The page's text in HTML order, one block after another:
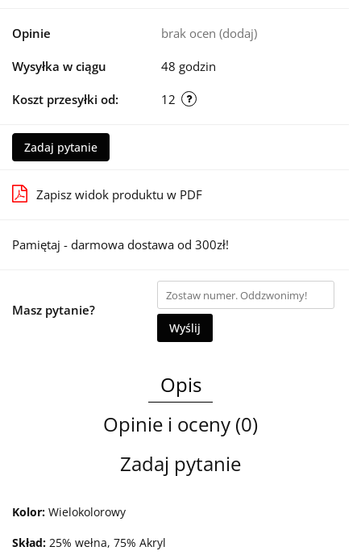
Opinie brak ocen (dodaj)
Wysyłka w ciągu 48 godzin
Koszt przesyłki od: 12
Zadaj pytanie
Zapisz widok produktu w PDF
Pamiętaj - darmowa dostawa od 300zł!
Masz pytanie?
Wyślij
Opis
Opinie i oceny (0)
Zadaj pytanie
Kolor: Wielokolorowy
Skład: 25% wełna, 75% Akryl